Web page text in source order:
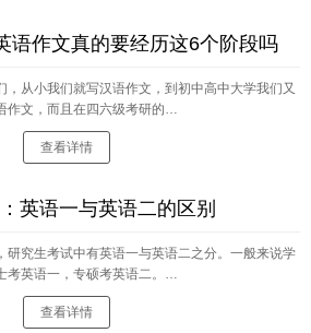
语作文真的要经历这6个阶段吗
，从小我们就写汉语作文，到初中高中大学我们又
作文，而且在四六级考研的…
查看详情
英语一与英语二的区别
究生考试中有英语一与英语二之分。一般来说学
考英语一，专硕考英语二。…
查看详情